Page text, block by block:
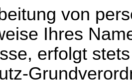
von
Ihres
erfolgt